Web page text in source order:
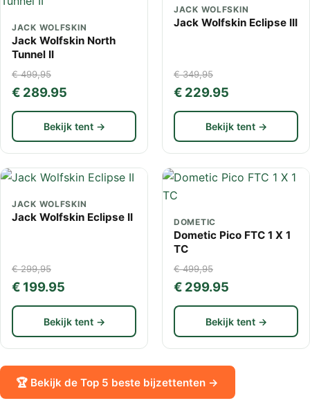
JACK WOLFSKIN
Jack Wolfskin North
Tunnel II
€ 499,95
€ 289.95
Bekijk tent →
JACK WOLFSKIN
Jack Wolfskin Eclipse III
€ 349,95
€ 229.95
Bekijk tent →
JACK WOLFSKIN
Jack Wolfskin Eclipse II
€ 299,95
€ 199.95
Bekijk tent →
DOMETIC
Dometic Pico FTC 1 X 1
TC
€ 499,95
€ 299.95
Bekijk tent →
🏆 Bekijk de Top 5 beste bijzettenten →